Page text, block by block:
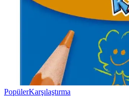
PopülerKarşılaştırma